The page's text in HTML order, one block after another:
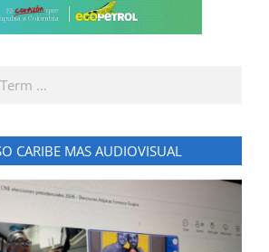
CARIBE MAS AUDIOVISUAL